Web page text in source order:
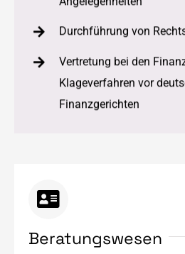
Durchführung von
Vertretung bei den
Klageverfahren vor
Finanzgerichten
Beratungswesen